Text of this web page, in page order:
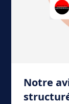
Notre